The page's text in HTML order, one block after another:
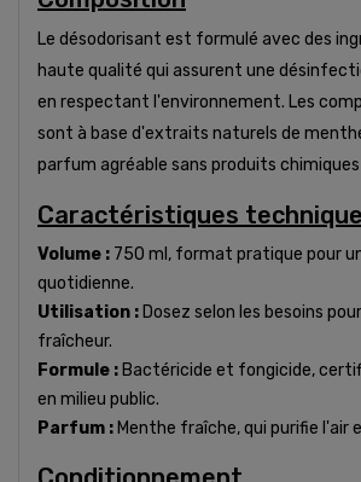
Le désodorisant est formulé avec des
haute qualité qui assurent une
en respectant l'environnement. Les
sont à base d'extraits naturels de
parfum agréable sans produits
Caractéristiques
Volume : 750 ml, format pratique pour
quotidienne.
Utilisation : Dosez selon les besoins
fraîcheur.
Formule : Bactéricide et fongicide,
en milieu public.
Parfum : Menthe fraîche, qui purifie l'air